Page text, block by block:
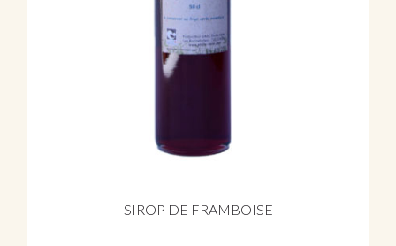
SIROP DE FRAMBOISE